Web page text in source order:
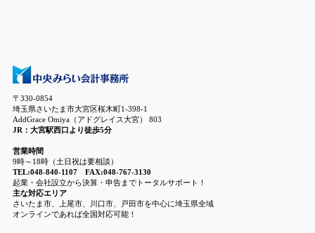
〒330-0854
埼玉県さいたま市大宮区桜木町1-398-1
AddGrace Omiya（アドグレイス大宮） 803
JR：大宮駅西口より徒歩5分
営業時間
9時～18時（土日祝は要相談）
TEL:048-840-1107 FAX:048-767-3130
起業・会社設立から決算・申告までトータルサポート！
主な対応エリア
さいたま市、上尾市、川口市、戸田市を中心に埼玉県全域
オンラインであれば全国対応可能！